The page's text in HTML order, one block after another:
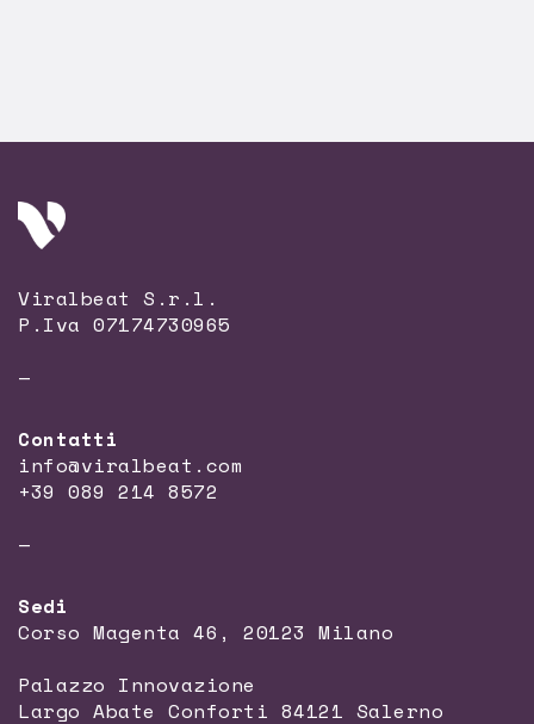
Viralbeat S.r.l.
P.Iva 07174730965
—
Contatti
info@viralbeat.com
+39 089 214 8572
—
Sedi
Corso Magenta 46, 20123 Milano
Palazzo Innovazione
Largo Abate Conforti 84121 Salerno